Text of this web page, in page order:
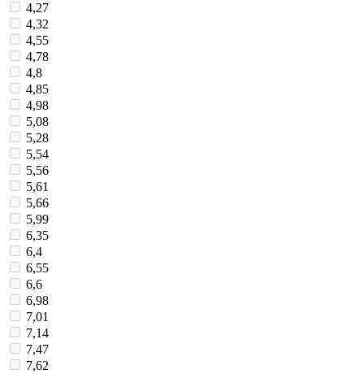
4,27
4,32
4,55
4,78
4,8
4,85
4,98
5,08
5,28
5,54
5,56
5,61
5,66
5,99
6,35
6,4
6,55
6,6
6,98
7,01
7,14
7,47
7,62